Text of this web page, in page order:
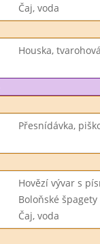
Čaj, voda
Houska,
Přesnídávka,
Hovězí vývar s
Boloňské
Čaj, voda